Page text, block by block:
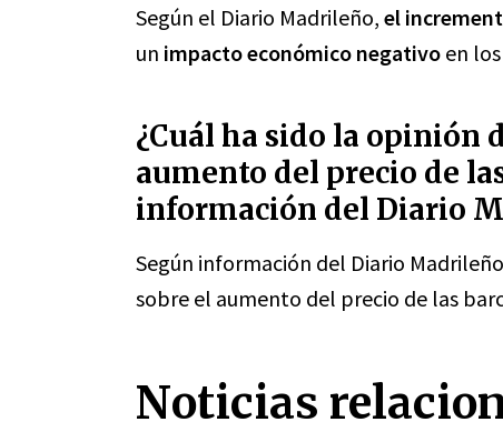
Según el Diario Madrileño, el
un impacto económico negativo en
¿Cuál ha sido la opinión
aumento del precio de
información del Diario
Según información del Diario
sobre el aumento del precio de las
Noticias